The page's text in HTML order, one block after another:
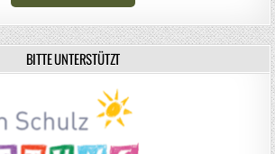
BITTE UNTERSTÜTZT